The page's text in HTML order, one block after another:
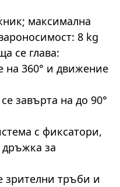
максимална
8 kg
се глава:
на 360° и движение
завърта на до 90°
с фиксатори,
за
зрителни тръби и